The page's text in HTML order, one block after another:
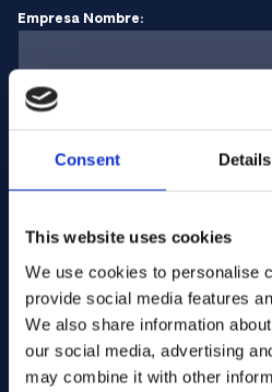
Consent Details
This website uses cookies
We use cookies to personalise
provide social media features
We also share information
our social media, advertising
may combine it with other
Empresa Nombre:
Introduzca la cantidad
Su mensaje